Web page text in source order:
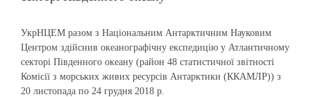
УкрНЦЕМ разом з Національним Антарктичним Науковим
Центром здійснив океанографічну експедицію у Атлантичному
секторі Південного океану (район 48 статистичної звітності
Комісії з морських живих ресурсів Антарктики (ККАМЛР)) з
20 листопада по 24 грудня 2018 р.